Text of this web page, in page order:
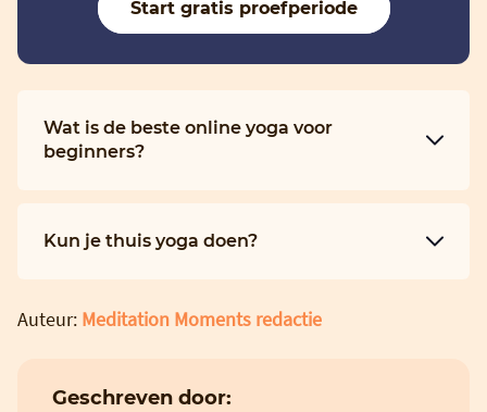
Start gratis proefperiode
Wat is de beste online yoga voor
beginners?
Kun je thuis yoga doen?
Auteur: Meditation Moments redactie
Geschreven door: